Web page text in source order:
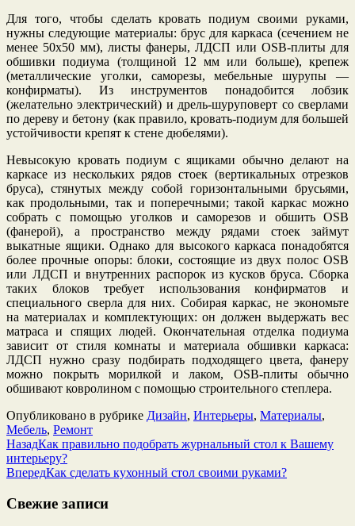
Для того, чтобы сделать кровать подиум своими руками,
нужны следующие материалы: брус для каркаса (сечением не
менее 50х50 мм), листы фанеры, ЛДСП или OSB-плиты для
обшивки подиума (толщиной 12 мм или больше), крепеж
(металлические уголки, саморезы, мебельные шурупы —
конфирматы). Из инструментов понадобится лобзик
(желательно электрический) и дрель-шуруповерт со сверлами
по дереву и бетону (как правило, кровать-подиум для большей
устойчивости крепят к стене дюбелями).
Невысокую кровать подиум с ящиками обычно делают на
каркасе из нескольких рядов стоек (вертикальных отрезков
бруса), стянутых между собой горизонтальными брусьями,
как продольными, так и поперечными; такой каркас можно
собрать с помощью уголков и саморезов и обшить OSB
(фанерой), а пространство между рядами стоек займут
выкатные ящики. Однако для высокого каркаса понадобятся
более прочные опоры: блоки, состоящие из двух полос OSB
или ЛДСП и внутренних распорок из кусков бруса. Сборка
таких блоков требует использования конфирматов и
специального сверла для них. Собирая каркас, не экономьте
на материалах и комплектующих: он должен выдержать вес
матраса и спящих людей. Окончательная отделка подиума
зависит от стиля комнаты и материала обшивки каркаса:
ЛДСП нужно сразу подбирать подходящего цвета, фанеру
можно покрыть морилкой и лаком, OSB-плиты обычно
обшивают ковролином с помощью строительного степлера.
Опубликовано в рубрике Дизайн, Интерьеры, Материалы,
Мебель, Ремонт
НазадКак правильно подобрать журнальный стол к Вашему
интерьеру?
ВпередКак сделать кухонный стол своими руками?
Свежие записи